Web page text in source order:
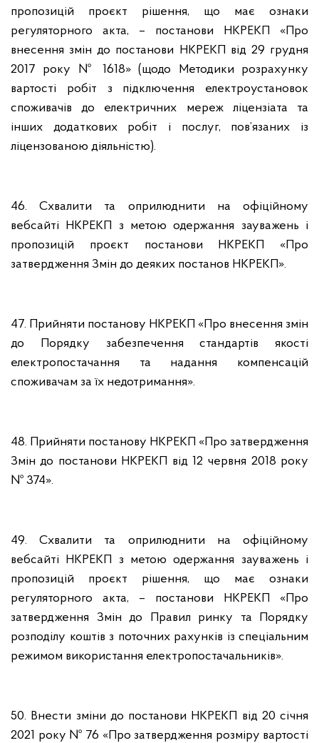
пропозицій проєкт рішення, що має ознаки
регуляторного акта, – постанови НКРЕКП «Про
внесення змін до постанови НКРЕКП від 29 грудня
2017 року № 1618» (щодо Методики розрахунку
вартості робіт з підключення електроустановок
споживачів до електричних мереж ліцензіата та
інших додаткових робіт і послуг, пов’язаних із
ліцензованою діяльністю).
46. Схвалити та оприлюднити на офіційному
вебсайті НКРЕКП з метою одержання зауважень і
пропозицій проєкт постанови НКРЕКП «Про
затвердження Змін до деяких постанов НКРЕКП».
47. Прийняти постанову НКРЕКП «Про внесення змін
до Порядку забезпечення стандартів якості
електропостачання та надання компенсацій
споживачам за їх недотримання».
48. Прийняти постанову НКРЕКП «Про затвердження
Змін до постанови НКРЕКП від 12 червня 2018 року
№ 374».
49. Схвалити та оприлюднити на офіційному
вебсайті НКРЕКП з метою одержання зауважень і
пропозицій проєкт рішення, що має ознаки
регуляторного акта, – постанови НКРЕКП «Про
затвердження Змін до Правил ринку та Порядку
розподілу коштів з поточних рахунків із спеціальним
режимом використання електропостачальників».
50. Внести зміни до постанови НКРЕКП від 20 січня
2021 року № 76 «Про затвердження розміру вартості